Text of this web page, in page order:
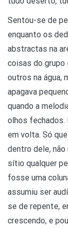
Sentou-se de
enquanto os
abstractas na
coisas do
outros na água,
apagava
quando a
olhos fechados.
em volta. Só
dentro dele, não
sítio qualquer
fosse uma
assumiu ser
se de repente,
crescendo, e